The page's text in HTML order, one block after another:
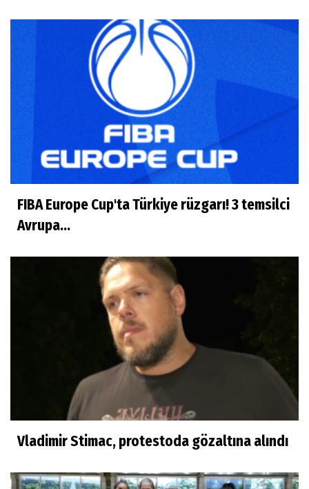
FIBA Europe Cup'ta Türkiye rüzgarı! 3 temsilci
Avrupa...
Vladimir Stimac, protestoda gözaltına alındı